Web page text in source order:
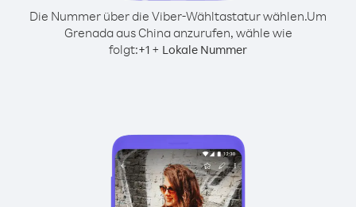
Die Nummer über die Viber-Wähltastatur wählen.Um
Grenada aus China anzurufen, wähle wie
folgt:+1 + Lokale Nummer